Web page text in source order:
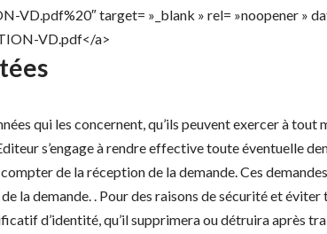
target= »_blank » rel= »noopener »
VD.pdf</a>
qui les concernent, qu’ils peuvent exercer à tout
s’engage à rendre effective toute éventuelle
de la réception de la demande. Ces
la demande. . Pour des raisons de sécurité et éviter
d’identité, qu’il supprimera ou détruira après